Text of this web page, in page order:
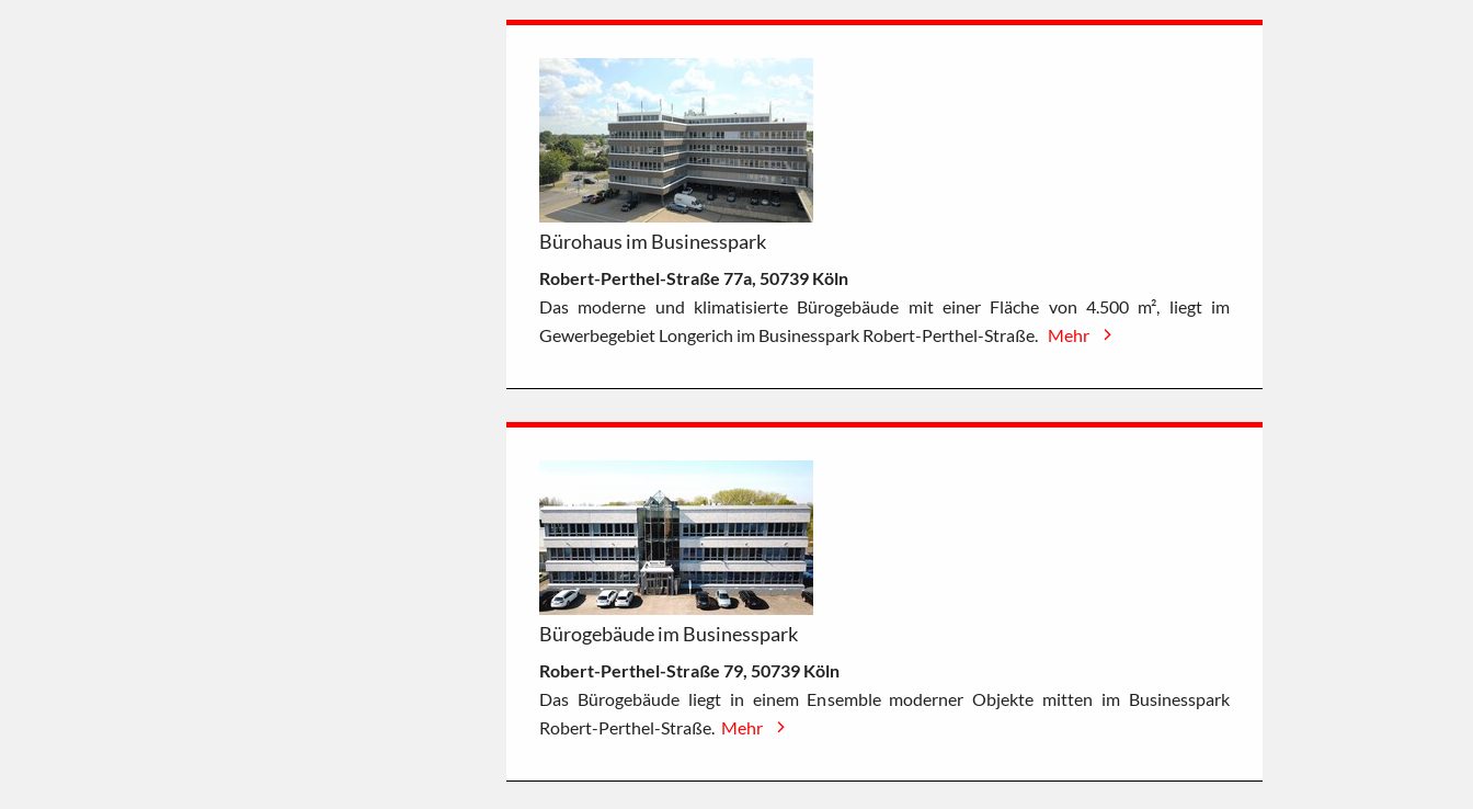
Bürohaus im Businesspark
Robert-Perthel-Straße 77a, 50739 Köln
Das moderne und klimatisierte Bürogebäude mit einer Fläche von 4.500 m², liegt im
Gewerbegebiet Longerich im Businesspark Robert-Perthel-Straße. Mehr
Bürogebäude im Businesspark
Robert-Perthel-Straße 79, 50739 Köln
Das Bürogebäude liegt in einem Ensemble moderner Objekte mitten im Businesspark
Robert-Perthel-Straße. Mehr